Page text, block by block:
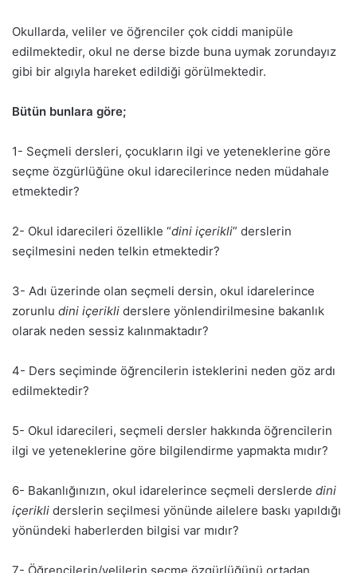
Okullarda, veliler ve öğrenciler çok ciddi manipüle
edilmektedir, okul ne derse bizde buna uymak zorundayız
gibi bir algıyla hareket edildiği görülmektedir.
Bütün bunlara göre;
1- Seçmeli dersleri, çocukların ilgi ve yeteneklerine göre
seçme özgürlüğüne okul idarecilerince neden müdahale
etmektedir?
2- Okul idarecileri özellikle “dini içerikli” derslerin
seçilmesini neden telkin etmektedir?
3- Adı üzerinde olan seçmeli dersin, okul idarelerince
zorunlu dini içerikli derslere yönlendirilmesine bakanlık
olarak neden sessiz kalınmaktadır?
4- Ders seçiminde öğrencilerin isteklerini neden göz ardı
edilmektedir?
5- Okul idarecileri, seçmeli dersler hakkında öğrencilerin
ilgi ve yeteneklerine göre bilgilendirme yapmakta mıdır?
6- Bakanlığınızın, okul idarelerince seçmeli derslerde dini
içerikli derslerin seçilmesi yönünde ailelere baskı yapıldığı
yönündeki haberlerden bilgisi var mıdır?
7- Öğrencilerin/velilerin seçme özgürlüğünü ortadan